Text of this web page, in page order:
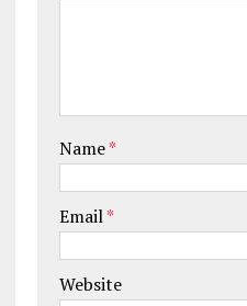
Name*
Email*
Website